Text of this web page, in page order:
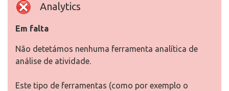
Analytics
Em falta
Não detetámos nenhuma ferramenta analítica de
análise de atividade.
Este tipo de ferramentas (como por exemplo o